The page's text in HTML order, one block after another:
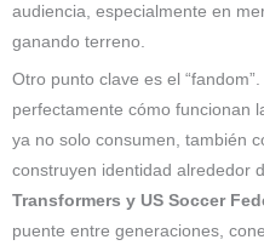
audiencia, especialmente en
ganando terreno.
Otro punto clave es el
perfectamente cómo funcionan
ya no solo consumen, también
construyen identidad alrededor
Transformers y US Soccer
puente entre generaciones,